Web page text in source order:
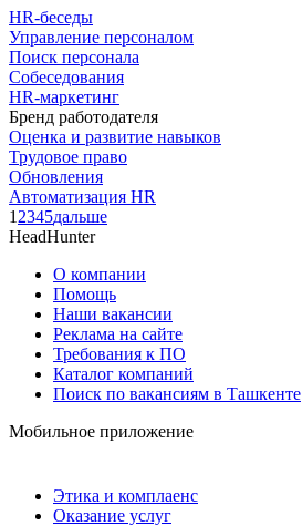
HR-беседы
Управление персоналом
Поиск персонала
Собеседования
HR-маркетинг
Бренд работодателя
Оценка и развитие навыков
Трудовое право
Обновления
Автоматизация HR
1 2345дальше
HeadHunter
О компании
Помощь
Наши вакансии
Реклама на сайте
Требования к ПО
Каталог компаний
Поиск по вакансиям в Ташкенте
Мобильное приложение
Этика и комплаенс
Оказание услуг